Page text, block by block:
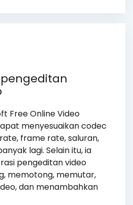
Free Online Video
menyesuaikan codec
frame rate, saluran,
lagi. Selain itu, ia
pengeditan video
memotong, memutar,
dan menambahkan